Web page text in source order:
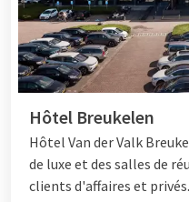
Hôtel Breukelen
Hôtel Van der Valk
de luxe et des salles de
clients d'affaires et